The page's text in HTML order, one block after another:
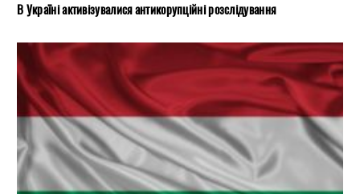
В Україні активізувалися антикорупційні розслідування